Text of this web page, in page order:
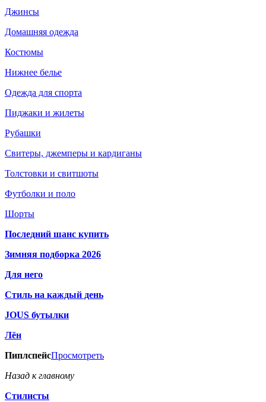
Джинсы
Домашняя одежда
Костюмы
Нижнее белье
Одежда для спорта
Пиджаки и жилеты
Рубашки
Свитеры, джемперы и кардиганы
Толстовки и свитшоты
Футболки и поло
Шорты
Последний шанс купить
Зимняя подборка 2026
Для него
Стиль на каждый день
JOUS бутылки
Лён
ПиплспейсПросмотреть
Назад к главному
Стилисты